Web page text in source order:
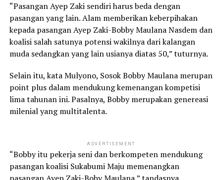
“Pasangan Ayep Zaki sendiri harus beda dengan
pasangan yang lain. Alam memberikan keberpihakan
kepada pasangan Ayep Zaki-Bobby Maulana Nasdem dan
koalisi salah satunya potensi wakilnya dari kalangan
muda sedangkan yang lain usianya diatas 50,” tuturnya.
Selain itu, kata Mulyono, Sosok Bobby Maulana merupan
point plus dalam mendukung kemenangan kompetisi
lima tahunan ini. Pasalnya, Bobby merupakan genereasi
milenial yang multitalenta.
ADVERTISEMENT
“Bobby itu pekerja seni dan berkompeten mendukung
pasangan koalisi Sukabumi Maju memenangkan